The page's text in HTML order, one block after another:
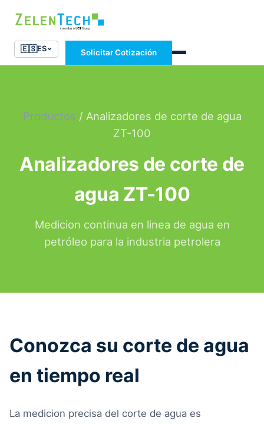
🇪🇸ES Solicitar Cotización
Productos / Analizadores de corte de agua
ZT-100
Analizadores de corte de
agua ZT-100
Medicion continua en linea de agua en
petróleo para la industria petrolera
Conozca su corte de agua
en tiempo real
La medicion precisa del corte de agua es